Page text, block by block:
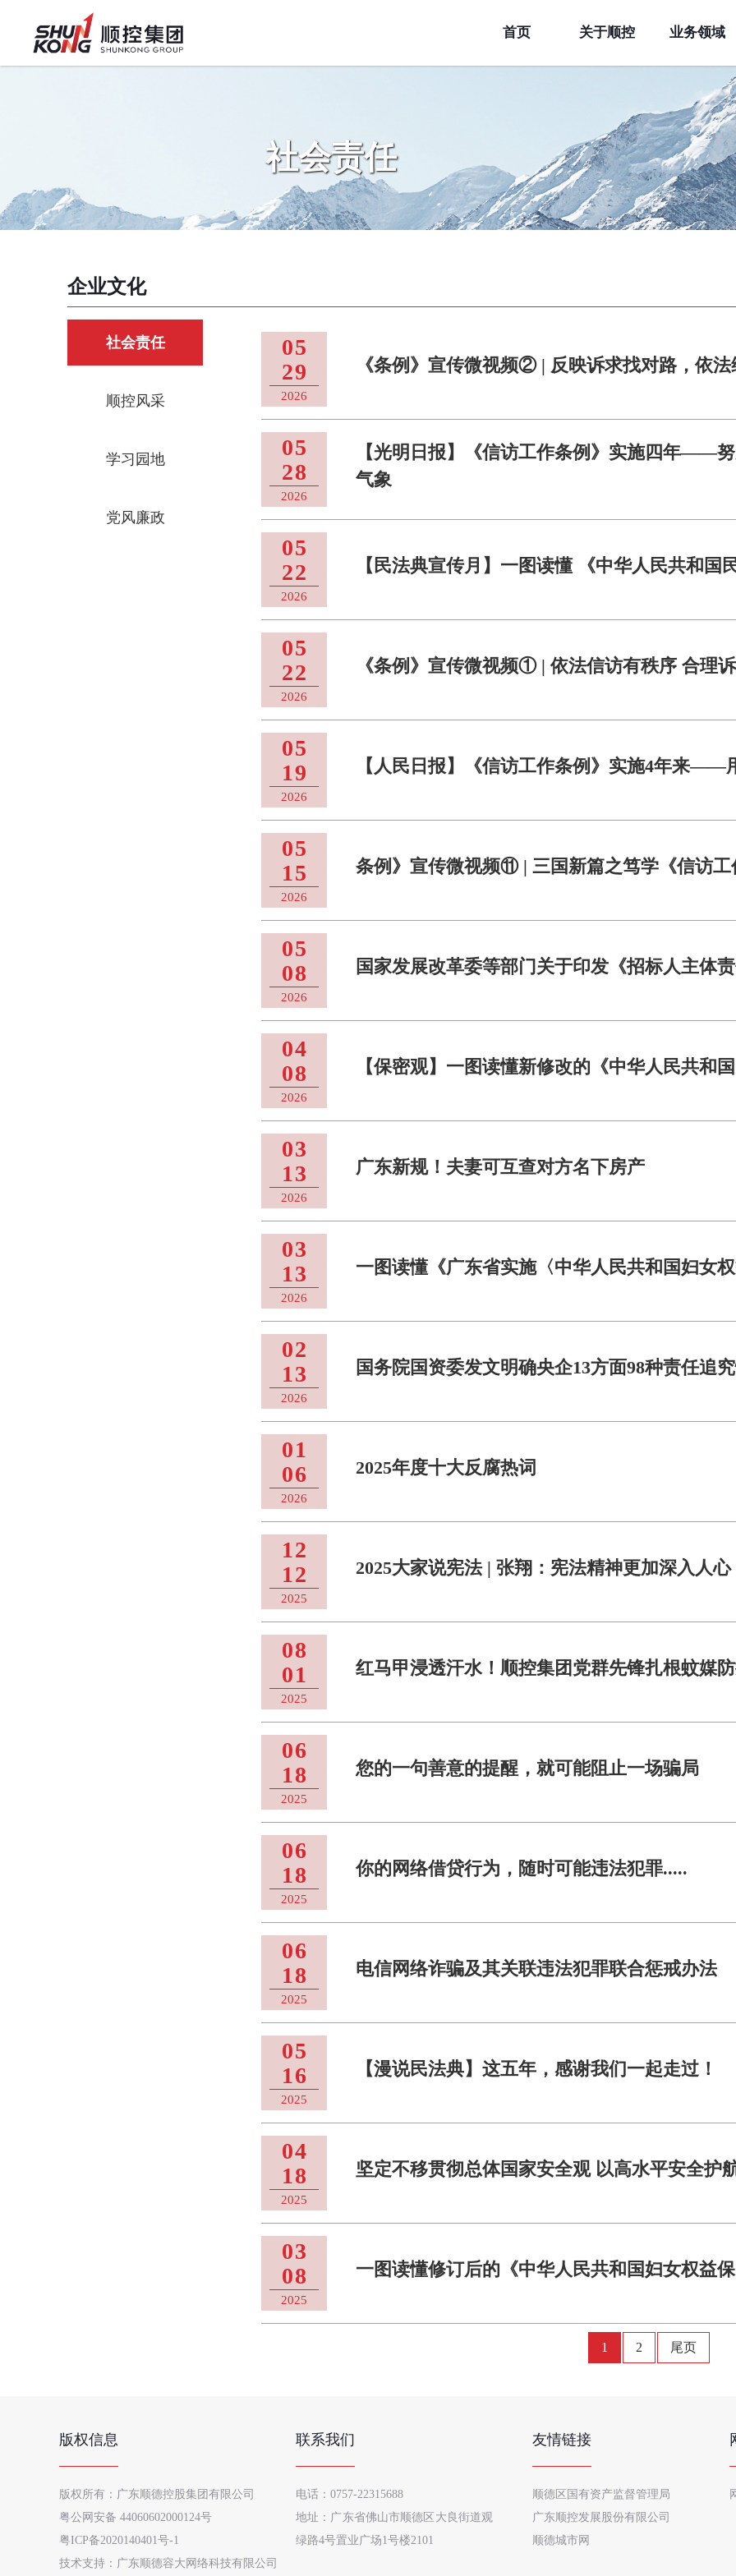
首页 关于顺控 业务领域
社会责任
企业文化
社会责任
顺控风采
学习园地
党风廉政
05
29
2026
《条例》宣传微视频② | 反映诉求找对路，依法
05
28
2026
【光明日报】《信访工作条例》实施四年——
气象
05
22
2026
【民法典宣传月】一图读懂 《中华人民共和国
05
22
2026
《条例》宣传微视频① | 依法信访有秩序 合理
05
19
2026
【人民日报】《信访工作条例》实施4年来——
05
15
2026
条例》宣传微视频⑪ | 三国新篇之笃学《信访工
05
08
2026
国家发展改革委等部门关于印发《招标人主体
04
08
2026
【保密观】一图读懂新修改的《中华人民共和
03
13
2026
广东新规！夫妻可互查对方名下房产
03
13
2026
一图读懂《广东省实施〈中华人民共和国妇女
02
13
2026
国务院国资委发文明确央企13方面98种责任追
01
06
2026
2025年度十大反腐热词
12
12
2025
2025大家说宪法 | 张翔：宪法精神更加深入人心
08
01
2025
红马甲浸透汗水！顺控集团党群先锋扎根蚊媒
06
18
2025
您的一句善意的提醒，就可能阻止一场骗局
06
18
2025
你的网络借贷行为，随时可能违法犯罪.....
06
18
2025
电信网络诈骗及其关联违法犯罪联合惩戒办法
05
16
2025
【漫说民法典】这五年，感谢我们一起走过！
04
18
2025
坚定不移贯彻总体国家安全观 以高水平安全护
03
08
2025
一图读懂修订后的《中华人民共和国妇女权益
1 2 尾页
版权信息
版权所有：广东顺德控股集团有限公司
粤公网安备 44060602000124号
粤ICP备2020140401号-1
技术支持：广东顺德容大网络科技有限公司
联系我们
电话：0757-22315688
地址：广东省佛山市顺德区大良街道观
绿路4号置业广场1号楼2101
友情链接
顺德区国有资产监督管理局
广东顺控发展股份有限公司
顺德城市网